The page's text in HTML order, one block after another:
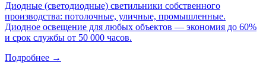
Диодные (светодиодные) светильники собственного
производства: потолочные, уличные, промышленные.
Диодное освещение для любых объектов — экономия до 60%
и срок службы от 50 000 часов.
Подробнее →